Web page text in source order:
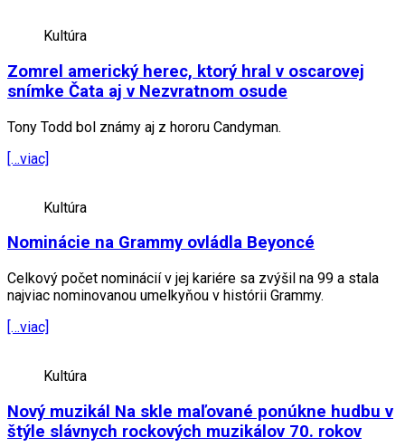
Kultúra
Zomrel americký herec, ktorý hral v oscarovej
snímke Čata aj v Nezvratnom osude
Tony Todd bol známy aj z hororu Candyman.
[…viac]
Kultúra
Nominácie na Grammy ovládla Beyoncé
Celkový počet nominácií v jej kariére sa zvýšil na 99 a stala
najviac nominovanou umelkyňou v histórii Grammy.
[…viac]
Kultúra
Nový muzikál Na skle maľované ponúkne hudbu v
štýle slávnych rockových muzikálov 70. rokov